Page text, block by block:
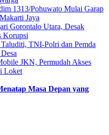
1313/Pohuwato Mulai Garap
Jaya
Gorontalo Utara, Desak
Korupsi
TNI-Polri dan Pemda
JKN, Permudah Akses
Loket
Masa Depan yang